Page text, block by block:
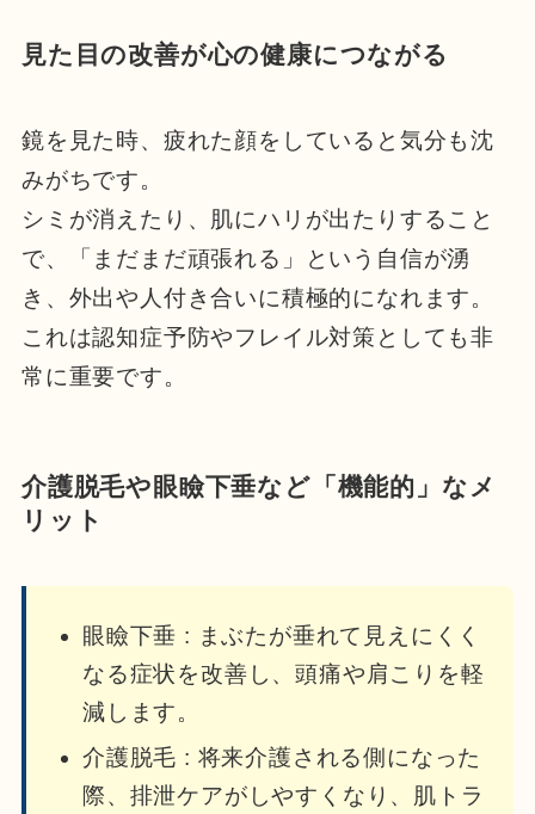
見た目の改善が心の健康につながる
鏡を見た時、疲れた顔をしていると気分も沈
みがちです。
シミが消えたり、肌にハリが出たりすること
で、「まだまだ頑張れる」という自信が湧
き、外出や人付き合いに積極的になれます。
これは認知症予防やフレイル対策としても非
常に重要です。
介護脱毛や眼瞼下垂など「機能的」なメ
リット
眼瞼下垂 : まぶたが垂れて見えにくく
なる症状を改善し、頭痛や肩こりを軽
減します。
介護脱毛 : 将来介護される側になった
際、排泄ケアがしやすくなり、肌トラ